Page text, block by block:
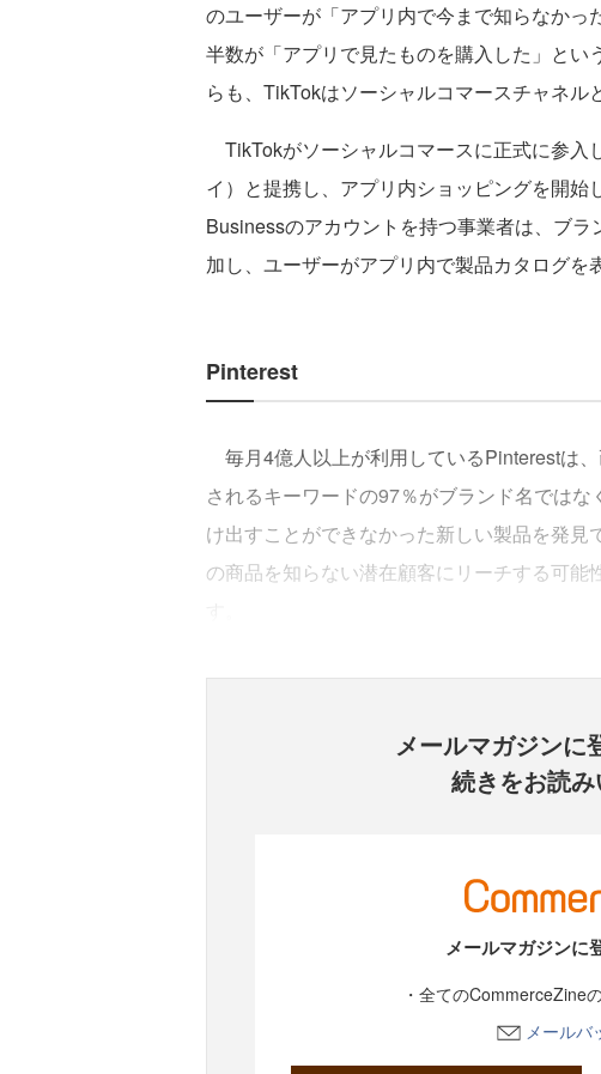
のユーザーが「アプリ内で今まで知らなか
半数が「アプリで見たものを購入した」と
らも、TikTokはソーシャルコマースチャネル
TikTokがソーシャルコマースに正式に参入
イ）と提携し、アプリ内ショッピングを開
Businessのアカウントを持つ事業者は、ブ
加し、ユーザーがアプリ内で製品カタログを
Pinterest
毎月4億人以上が利用しているPinterestは
されるキーワードの97％がブランド名では
け出すことができなかった新しい製品を発
の商品を知らない潜在顧客にリーチする可能
メールマガジンに
続きをお読
メールマガジンに
・全てのCommerceZine
メールバ